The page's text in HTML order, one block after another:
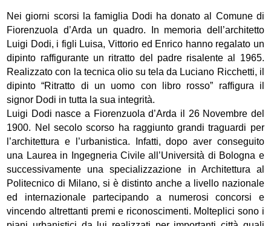
Nei giorni scorsi la famiglia Dodi ha donato al Comune di
Fiorenzuola d’Arda un quadro. In memoria dell’architetto
Luigi Dodi, i figli Luisa, Vittorio ed Enrico hanno regalato un
dipinto raffigurante un ritratto del padre risalente al 1965.
Realizzato con la tecnica olio su tela da Luciano Ricchetti, il
dipinto “Ritratto di un uomo con libro rosso” raffigura il
signor Dodi in tutta la sua integrità.
Luigi Dodi nasce a Fiorenzuola d’Arda il 26 Novembre del
1900. Nel secolo scorso ha raggiunto grandi traguardi per
l’architettura e l’urbanistica. Infatti, dopo aver conseguito
una Laurea in Ingegneria Civile all’Università di Bologna e
successivamente una specializzazione in Architettura al
Politecnico di Milano, si è distinto anche a livello nazionale
ed internazionale partecipando a numerosi concorsi e
vincendo altrettanti premi e riconoscimenti. Molteplici sono i